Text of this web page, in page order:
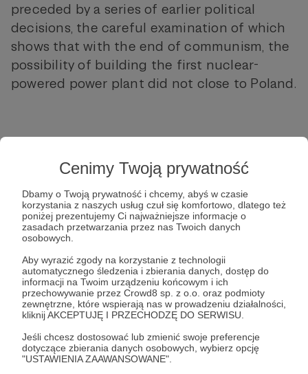
Cenimy Twoją prywatność
Dbamy o Twoją prywatność i chcemy, abyś w czasie
korzystania z naszych usług czuł się komfortowo, dlatego też
poniżej prezentujemy Ci najważniejsze informacje o
zasadach przetwarzania przez nas Twoich danych
osobowych.
Aby wyrazić zgody na korzystanie z technologii
automatycznego śledzenia i zbierania danych, dostęp do
informacji na Twoim urządzeniu końcowym i ich
przechowywanie przez Crowd8 sp. z o.o. oraz podmioty
zewnętrzne, które wspierają nas w prowadzeniu działalności,
kliknij AKCEPTUJĘ I PRZECHODZĘ DO SERWISU.
Jeśli chcesz dostosować lub zmienić swoje preferencje
dotyczące zbierania danych osobowych, wybierz opcję
"USTAWIENIA ZAAWANSOWANE".
preceded by a series of earlier political
decisions, the careful examination of which
shows that with the end of communism, the
possibility of building the first nuclear-
powered power plant did not close to Poland.
Post dostępny tylko dla Patronów
Aby zobaczyć ten materiał musisz być zalogowany
Zostań Patronem
Zaloguj się
Nuclear Strategy Poland&Europe S&F Hero